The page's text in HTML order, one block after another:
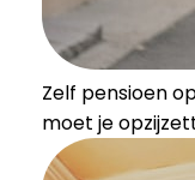
Zelf pensioen
moet je